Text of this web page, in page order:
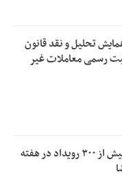
تحلیل و نقد قانون
رسمی معاملات غیر
برگزاری بیش از ۳۰۰ رویداد در هفته